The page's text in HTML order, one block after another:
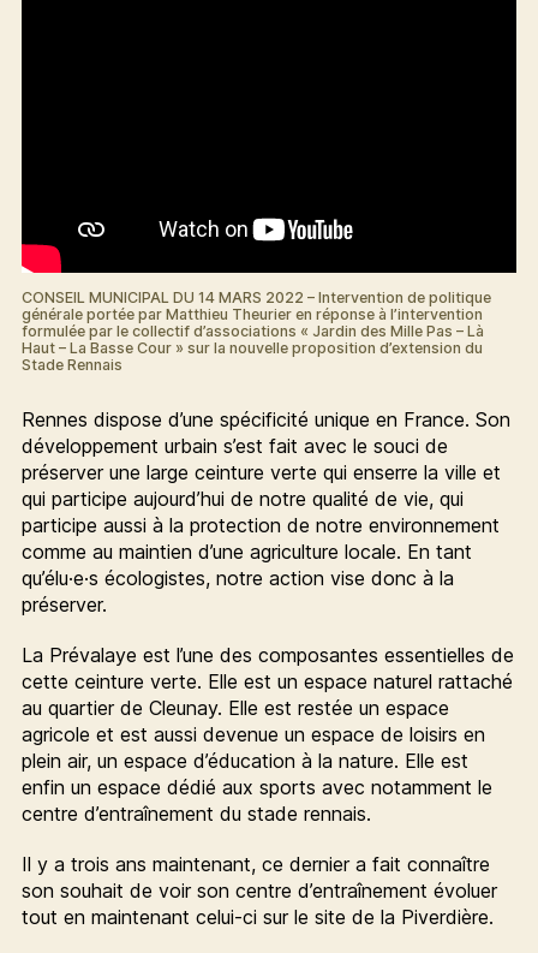
CONSEIL MUNICIPAL DU 14 MARS 2022 – Intervention de politique
générale portée par Matthieu Theurier en réponse à l’intervention
formulée par le collectif d’associations « Jardin des Mille Pas – Là
Haut – La Basse Cour » sur la nouvelle proposition d’extension du
Stade Rennais
Rennes dispose d’une spécificité unique en France. Son
développement urbain s’est fait avec le souci de
préserver une large ceinture verte qui enserre la ville et
qui participe aujourd’hui de notre qualité de vie, qui
participe aussi à la protection de notre environnement
comme au maintien d’une agriculture locale. En tant
qu’élu·e·s écologistes, notre action vise donc à la
préserver.
La Prévalaye est l’une des composantes essentielles de
cette ceinture verte. Elle est un espace naturel rattaché
au quartier de Cleunay. Elle est restée un espace
agricole et est aussi devenue un espace de loisirs en
plein air, un espace d’éducation à la nature. Elle est
enfin un espace dédié aux sports avec notamment le
centre d’entraînement du stade rennais.
Il y a trois ans maintenant, ce dernier a fait connaître
son souhait de voir son centre d’entraînement évoluer
tout en maintenant celui-ci sur le site de la Piverdière.